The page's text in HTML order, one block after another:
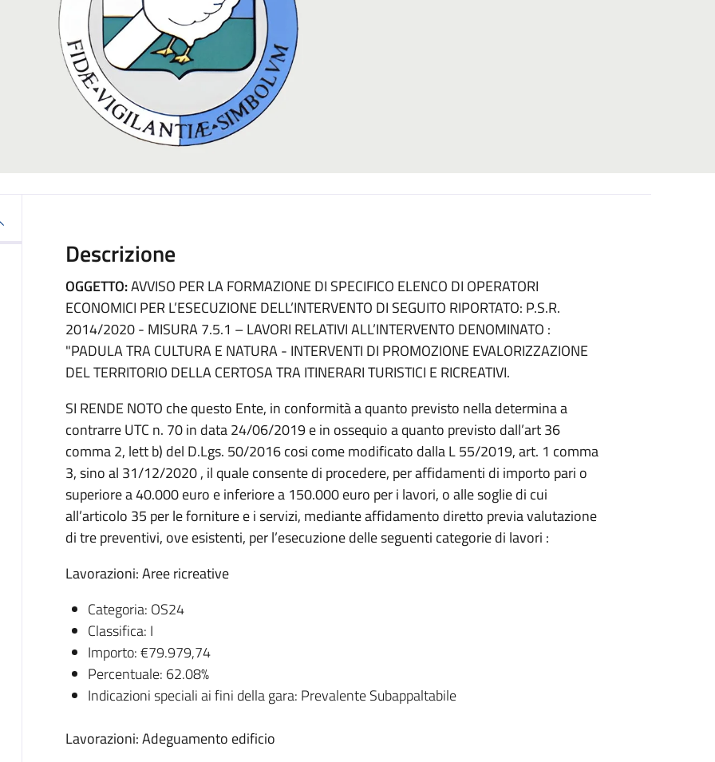
Descrizione
OGGETTO:AVVISO PER LA FORMAZIONE DI SPECIFICO ELENCO DI OPERATORI
ECONOMICI PER L’ESECUZIONE DELL’INTERVENTO DI SEGUITO RIPORTATO: P.S.R.
2014/2020 - MISURA 7.5.1 – LAVORI RELATIVI ALL’INTERVENTO DENOMINATO :
"PADULA TRA CULTURA E NATURA - INTERVENTI DI PROMOZIONE EVALORIZZAZIONE
DEL TERRITORIO DELLA CERTOSA TRA ITINERARI TURISTICI E RICREATIVI.
SI RENDE NOTO che questo Ente, in conformità a quanto previsto nella determina a
contrarre UTC n. 70 in data 24/06/2019 e in ossequio a quanto previsto dall’art 36
comma 2, lett b) del D.Lgs. 50/2016 cosi come modificato dalla L 55/2019, art. 1 comma
3, sino al 31/12/2020 , il quale consente di procedere, per affidamenti di importo pari o
superiore a 40.000 euro e inferiore a 150.000 euro per i lavori, o alle soglie di cui
all’articolo 35 per le forniture e i servizi, mediante affidamento diretto previa valutazione
di tre preventivi, ove esistenti, per l’esecuzione delle seguenti categorie di lavori :
Lavorazioni: Aree ricreative
Categoria: OS24
Classifica: I
Importo: €79.979,74
Percentuale: 62.08%
Indicazioni speciali ai fini della gara: Prevalente Subappaltabile
Lavorazioni: Adeguamento edificio